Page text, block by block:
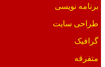
برنامه نویسی
طراحی سایت
گرافیک
متفرقه